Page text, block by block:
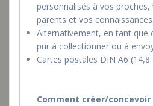
personnalisés à vos
parents et vos connaissances.
Alternativement, en tant que
pur à collectionner ou à
Cartes postales DIN A6
Comment créer/